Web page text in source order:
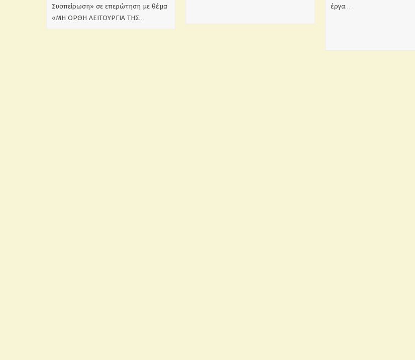
Συσπείρωση» σε επερώτηση με θέμα
«ΜΗ ΟΡΘΗ ΛΕΙΤΟΥΡΓΙΑ ΤΗΣ…
έργα…